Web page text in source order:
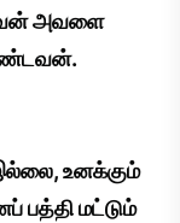
அவளை
உனக்கும்
பத்தி மட்டும்